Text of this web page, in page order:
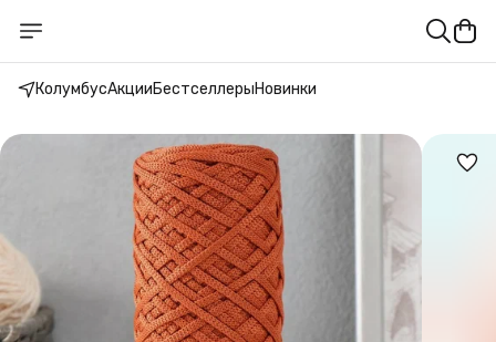
КолумбусАкцииБестселлерыНовинки